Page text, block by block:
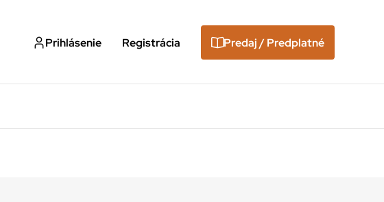
Prihlásenie Registrácia Predaj / Predplatné